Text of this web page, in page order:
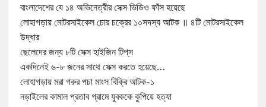
বাংলাদেশের যে ১৪ অভিনেত্রীর সেক্স ভিডিও ফাঁস হয়েছে
লোহাগড়ায় মোটরসাইকেল চোর চক্রের ১০সদস্য আটক ॥ ৪টি মোটরসাইকেল
উদ্ধার
ছেলেদের জন্য ৮টি সেক্স হাইজিন টিপ্‌স
একদিনেই ৬-৮ জনের সাথে সেক্স করতে হয়েছে…
লোহাগড়ায় মরা গরুর পচা মাংস বিক্রি আটক-১
নড়াইলের কামাল প্রতাব গ্রামে যুবককে কুপিয়ে হত্যা